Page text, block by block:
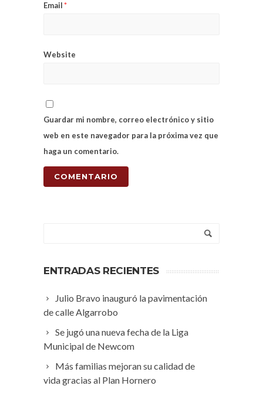
Email*
Website
Guardar mi nombre, correo electrónico y sitio
web en este navegador para la próxima vez que
haga un comentario.
ENTRADAS RECIENTES
Julio Bravo inauguró la pavimentación
de calle Algarrobo
Se jugó una nueva fecha de la Liga
Municipal de Newcom
Más familias mejoran su calidad de
vida gracias al Plan Hornero